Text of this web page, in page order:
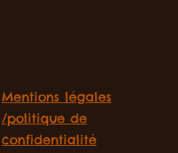
Mentions légales
/politique de
confidentialité